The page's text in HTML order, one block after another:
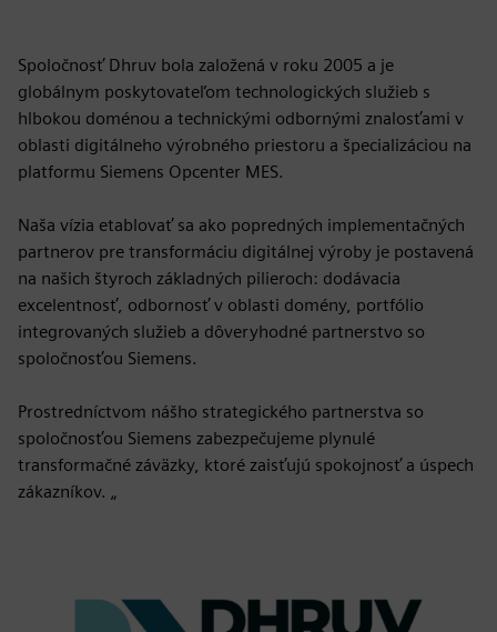
Spoločnosť Dhruv bola založená v roku 2005 a je
globálnym poskytovateľom technologických služieb s
hlbokou doménou a technickými odbornými znalosťami v
oblasti digitálneho výrobného priestoru a špecializáciou na
platformu Siemens Opcenter MES.
Naša vízia etablovať sa ako popredných implementačných
partnerov pre transformáciu digitálnej výroby je postavená
na našich štyroch základných pilieroch: dodávacia
excelentnosť, odbornosť v oblasti domény, portfólio
integrovaných služieb a dôveryhodné partnerstvo so
spoločnosťou Siemens.
Prostredníctvom nášho strategického partnerstva so
spoločnosťou Siemens zabezpečujeme plynulé
transformačné záväzky, ktoré zaisťujú spokojnosť a úspech
zákazníkov. „